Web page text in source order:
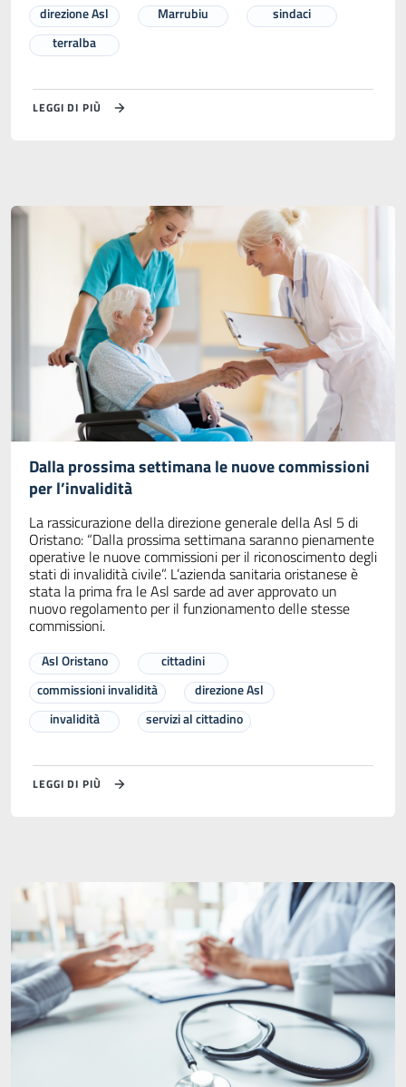
direzione Asl Marrubiu
sindaci
terralba
LEGGI DI PIÙ
Dalla prossima settimana le nuove commissioni
per l’invalidità
La rassicurazione della direzione generale della Asl 5 di
Oristano: “Dalla prossima settimana saranno pienamente
operative le nuove commissioni per il riconoscimento degli
stati di invalidità civile”. L’azienda sanitaria oristanese è
stata la prima fra le Asl sarde ad aver approvato un
nuovo regolamento per il funzionamento delle stesse
commissioni.
Asl Oristano
cittadini
commissioni invalidità
direzione Asl
invalidità
servizi al cittadino
LEGGI DI PIÙ